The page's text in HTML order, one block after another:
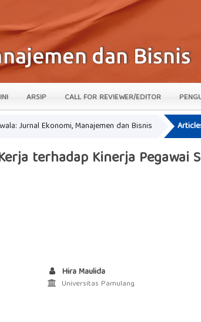
ARSIP CALL FOR REVIEWER/EDITOR
Jurnal Ekonomi, Manajemen dan Bisnis
terhadap Kinerja Pegawai
Hira Maulida
Universitas Pamulang